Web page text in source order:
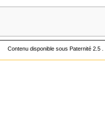
Contenu disponible sousPaternité 2.5